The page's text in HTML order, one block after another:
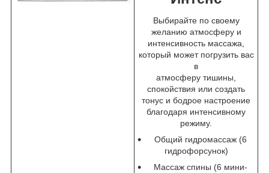
Выбирайте по своему
желанию атмосферу и
интенсивность массажа,
который может погрузить вас
в
атмосферу тишины,
спокойствия или создать
тонус и бодрое настроение
благодаря интенсивному
режиму.
Общий гидромассаж (6
гидрофорсунок)
Массаж спины (6 мини-